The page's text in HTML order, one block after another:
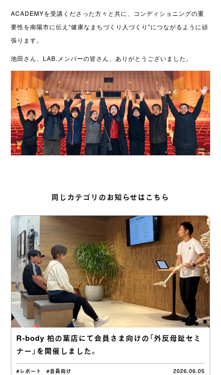
ACADEMYを受講くださった方々と共に、コンディショニングの重
要性を南陽市に伝え“健康なまちづくり人づくり”につながるように頑
張ります。
池田さん、LAB.メンバーの皆さん、ありがとうございました。
同じカテゴリのお知らせはこちら
R-body 柏の葉店にて会員さま向けの「外反母趾セミ
ナー」を開催しました。
#レポート #会員向け 2026.06.05